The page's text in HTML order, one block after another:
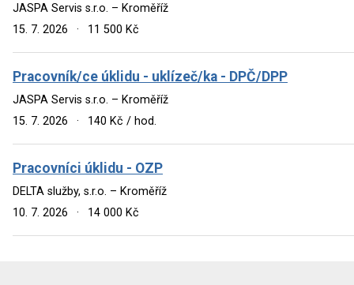
JASPA Servis s.r.o. – Kroměříž
15. 7. 2026
· 11 500 Kč
Pracovník/ce úklidu - uklízeč/ka - DPČ/DPP
JASPA Servis s.r.o. – Kroměříž
15. 7. 2026
· 140 Kč / hod.
Pracovníci úklidu - OZP
DELTA služby, s.r.o. – Kroměříž
10. 7. 2026
· 14 000 Kč